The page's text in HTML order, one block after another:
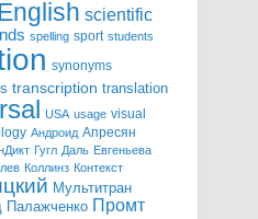
scientific
spelling sport students
synonyms
transcription translation
USA usage visual
Андроид Апресян
Гугл Даль Евгеньева
Коллинз Контекст
Мультитран
Палажченко Промт